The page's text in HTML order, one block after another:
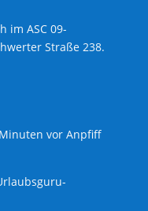
im ASC 09-
Straße 238.
vor Anpfiff